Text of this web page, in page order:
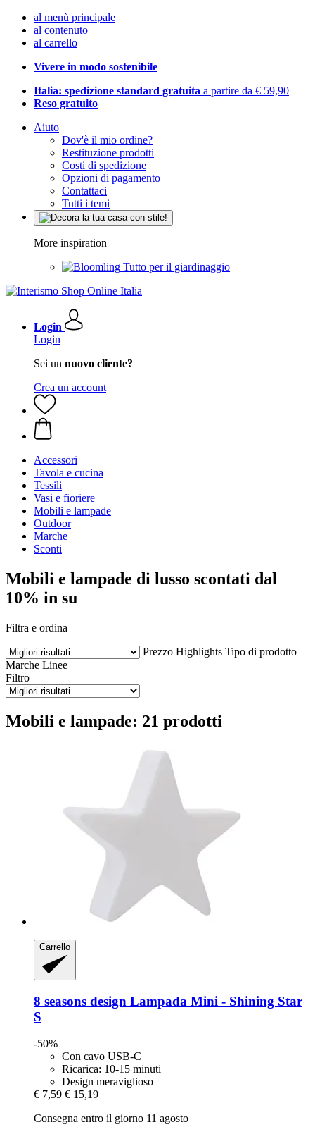
al menù principale
al contenuto
al carrello
Vivere in modo sostenibile
Italia: spedizione standard gratuita a partire da € 59,90
Reso gratuito
Aiuto
Dov'è il mio ordine?
Restituzione prodotti
Costi di spedizione
Opzioni di pagamento
Contattaci
Tutti i temi
More inspiration
Tutto per il giardinaggio
Login
Login
Sei un nuovo cliente?
Crea un account
Accessori
Tavola e cucina
Tessili
Vasi e fioriere
Mobili e lampade
Outdoor
Marche
Sconti
Mobili e lampade di lusso scontati dal
10% in su
Filtra e ordina
Prezzo Highlights Tipo di prodotto
Marche Linee
Filtro
Mobili e lampade: 21 prodotti
Carrello
8 seasons design Lampada Mini -​ Shining Star
S
-50%
Con cavo USB-C
Ricarica: 10-15 minuti
Design meraviglioso
€ 7,59 € 15,19
Consegna entro il giorno 11 agosto